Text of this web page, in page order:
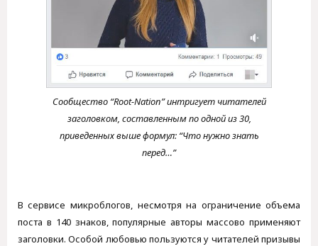
Сообщество “Root-Nation” интригует читателей
заголовком, составленным по одной из 30,
приведенных выше формул: “Что нужно знать
перед…”
В сервисе микроблогов, несмотря на ограничение объема
поста в 140 знаков, популярные авторы массово применяют
заголовки. Особой любовью пользуются у читателей призывы